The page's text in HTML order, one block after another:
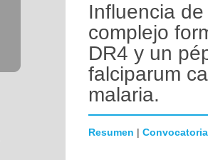
Influencia
complejo
DR4 y un
falciparum
malaria.
Resumen | Convocatoria